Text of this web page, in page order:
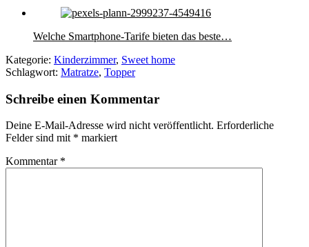
Welche Smartphone-Tarife bieten das beste…
Kategorie: Kinderzimmer, Sweet home
Schlagwort: Matratze, Topper
Schreibe einen Kommentar
Deine E-Mail-Adresse wird nicht veröffentlicht. Erforderliche
Felder sind mit * markiert
Kommentar *